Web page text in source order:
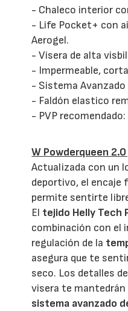
- Chaleco interior
- Life Pocket+ con
Aerogel.
- Visera de alta
- Impermeable,
- Sistema Avanzado
- Faldón elastico
- PVP
W Powderqueen
Actualizada con un
deportivo, el encaje
permite sentirte
El tejido Helly Tech
combinación con el
regulación de la
asegura que te
seco. Los detalles
visera te
sistema avanzado